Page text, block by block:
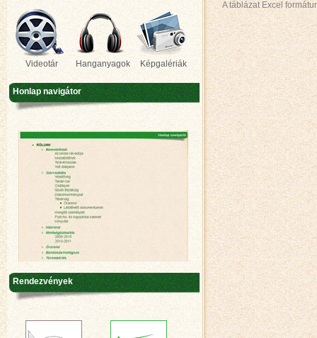
A táblázat Excel
Videotár Hanganyagok Képgalériák
Honlap navigátor
Rendezvények